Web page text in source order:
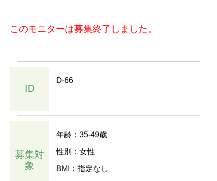
このモニターは募集終了しました。
ID
D-66
募集対
象
年齢：35-49歳
性別：女性
BMI：指定なし